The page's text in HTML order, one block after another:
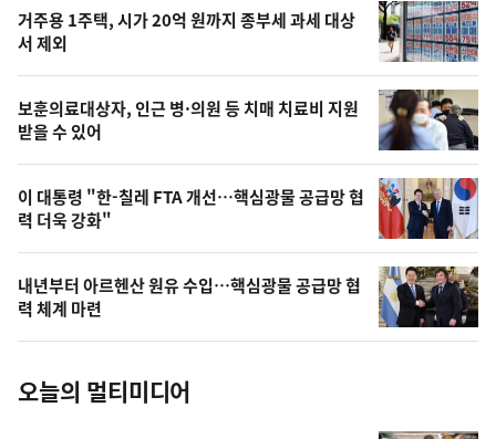
늘
의
영
상
오
늘
사
진
거주용 1주택, 시가 20억 원까지 종부세 과세 대상
서 제외
보훈의료대상자, 인근 병·의원 등 치매 치료비 지원
받을 수 있어
이 대통령 "한-칠레 FTA 개선…핵심광물 공급망 협
력 더욱 강화"
내년부터 아르헨산 원유 수입…핵심광물 공급망 협
력 체계 마련
오늘의 멀티미디어